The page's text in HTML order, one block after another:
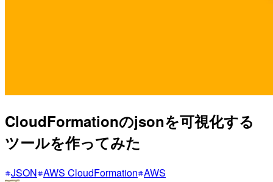
CloudFormationのjsonを可視化する
ツールを作ってみた
JSON AWS CloudFormation AWS